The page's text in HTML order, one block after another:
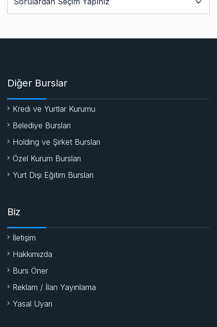
Diğer Burslar
Kredi ve Yurtlar Kurumu
Belediye Bursları
Holding ve Şirket Bursları
Özel Kurum Bursları
Yurt Dışı Eğitim Bursları
Biz
İletişim
Hakkımızda
Burs Öner
Reklam / İlan Yayınlama
Yasal Uyarı